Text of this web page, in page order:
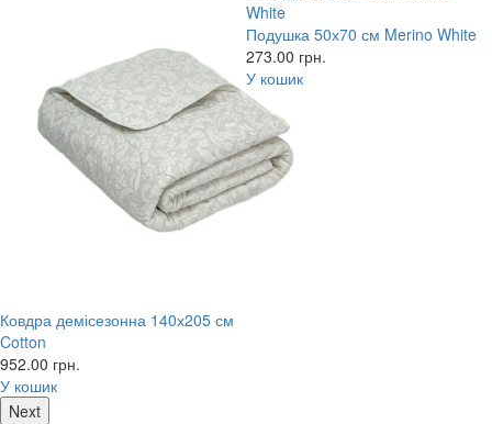
Ковдра демісезонна 140х205 см
Cotton
952.00 грн.
У кошик
Подушка 50х70 см Merino White
273.00 грн.
У кошик
Next